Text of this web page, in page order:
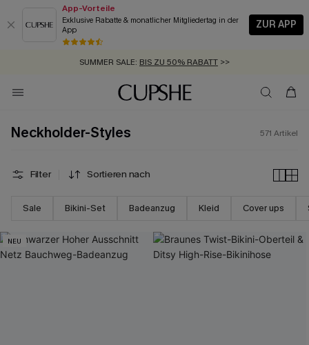
App-Vorteile
Exklusive Rabatte & monatlicher Mitgliedertag in der
App
ZUR APP
GRATIS MASSBAND MIT JEDEM SCHNELLVERSAND-ARTIKEL >>
SUMMER SALE:
ZUM NEWSLETTER:BIS ZU -20% EXTRA ERHALTEN
KOSTENLOSER VERSAND AB 89 €
Neckholder-Styles 571 Artikel
Filter Sortieren nach
Sale Bikini-Set Badeanzug Kleid Cover ups
NEU